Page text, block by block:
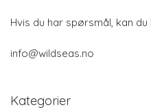
Hvis du har spørsmål, kan
info@wildseas.no
Kategorier